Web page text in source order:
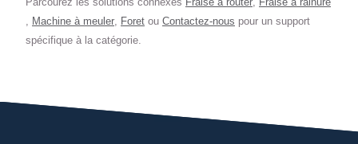
Machine à meuler Foret ou Contactez-nous pour un support
spécifique à la catégorie.